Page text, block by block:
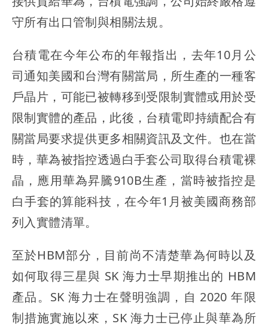
守所有出口管制與相關法規。
台積電在今年公布的年報指出，去年10月公
司通知美國和台灣有關當局，所生產的一種客
戶晶片，可能已被轉移到受限制實體或用於受
限制實體的產品，此後，台積電即持續配合有
關當局要求提供更多相關資訊及文件。也在當
時，華為被指控透過白手套公司取得台積電裸
晶，應用華為昇騰910B生產，當時被指控是
白手套的算能科技，在今年1月被美國商務部
列入實體清單。
至於HBM部分，目前尚不清楚華為何時以及
如何取得三星與 SK 海力士早期推出的 HBM
產品。SK 海力士在聲明強調，自 2020 年限
制措施實施以來，SK 海力士已停止與華為所